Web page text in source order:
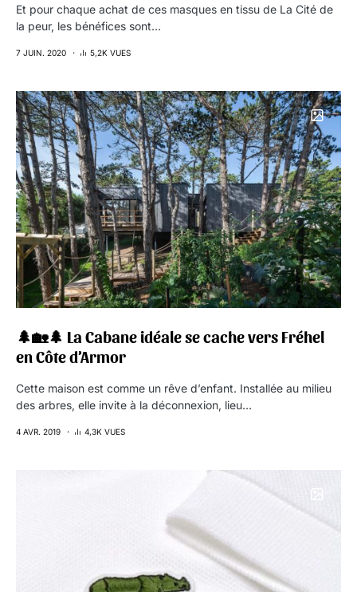
Et pour chaque achat de ces masques en tissu de La Cité de
la peur, les bénéfices sont…
7 JUIN. 2020 5,2K VUES
🌲🏡🌲 La Cabane idéale se cache vers Fréhel
en Côte d’Armor
Cette maison est comme un rêve d’enfant. Installée au milieu
des arbres, elle invite à la déconnexion, lieu…
4 AVR. 2019 4,3K VUES